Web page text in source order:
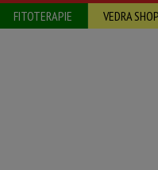
FITOTERAPIE VEDRA SHOP